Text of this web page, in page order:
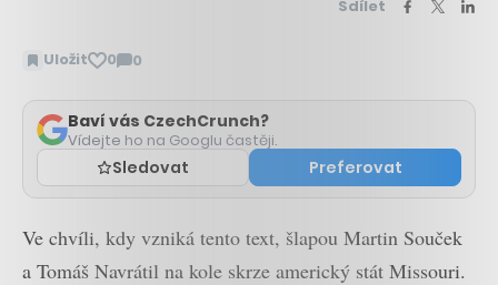
Sdílet
Uložit 0 0
Zobrazit
Baví vás CzechCrunch?
Vídejte ho na Googlu častěji.
Sledovat Preferovat
Ve chvíli, kdy vzniká tento text, šlapou Martin Souček
a Tomáš Navrátil na kole skrze americký stát Missouri.